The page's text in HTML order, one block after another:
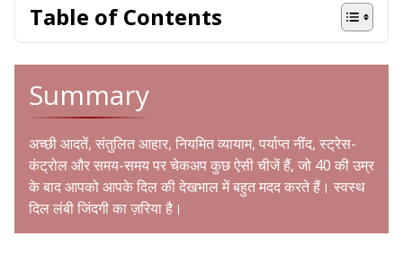
Table of Contents
Summary
अच्छी आदतें, संतुलित आहार, नियमित व्यायाम, पर्याप्त नींद, स्ट्रेस-
कंट्रोल और समय-समय पर चेकअप कुछ ऐसी चीजें हैं, जो 40 की उम्र
के बाद आपको आपके दिल की देखभाल में बहुत मदद करते हैं। स्वस्थ
दिल लंबी जिंदगी का ज़रिया है।